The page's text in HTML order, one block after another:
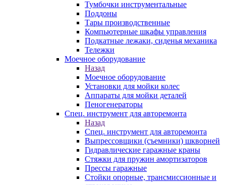
Тумбочки инструментальные
Поддоны
Тары производственные
Компьютерные шкафы управления
Подкатные лежаки, сиденья механика
Тележки
Моечное оборудование
Назад
Моечное оборудование
Установки для мойки колес
Аппараты для мойки деталей
Пеногенераторы
Спец. инструмент для авторемонта
Назад
Спец. инструмент для авторемонта
Выпрессовщики (съемники) шкворней
Гидравлические гаражные краны
Стяжки для пружин амортизаторов
Прессы гаражные
Стойки опорные, трансмиссионные и